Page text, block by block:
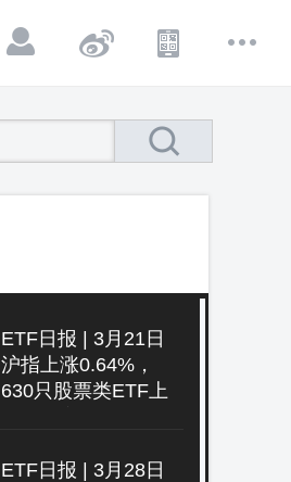
ETF日报 | 3月21日
沪指上涨0.64%，
630只股票类ETF上
ETF日报 | 3月28日